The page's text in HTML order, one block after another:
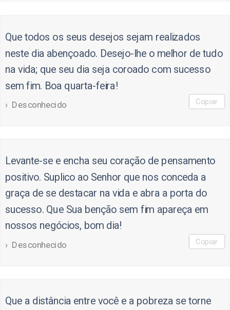
Que todos os seus desejos sejam realizados
neste dia abençoado. Desejo-lhe o melhor de tudo
na vida; que seu dia seja coroado com sucesso
sem fim. Boa quarta-feira!
Desconhecido Copiar
Levante-se e encha seu coração de pensamento
positivo. Suplico ao Senhor que nos conceda a
graça de se destacar na vida e abra a porta do
sucesso. Que Sua benção sem fim apareça em
nossos negócios, bom dia!
Desconhecido Copiar
Que a distância entre você e a pobreza se torne